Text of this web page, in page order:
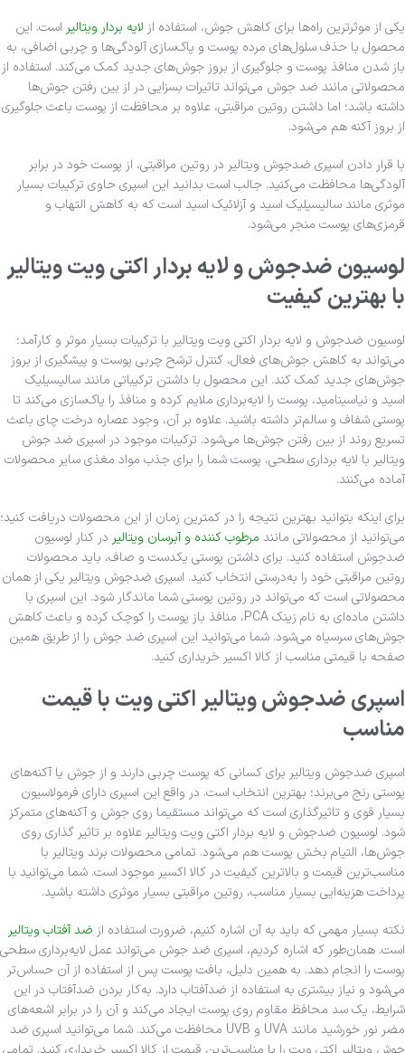
یکی از موثرترین راه‌ها برای کاهش جوش، استفاده از لایه بردار ویتالیر است. این
محصول با حذف سلول‌های مرده پوست و پاک‌سازی آلودگی‌ها و چربی اضافی، به
باز شدن منافذ پوست و جلوگیری از بروز جوش‌های جدید کمک می‌کند. استفاده از
محصولاتی مانند ضد جوش می‌تواند تاثیرات بسزایی در از بین رفتن جوش‌ها
داشته باشد؛ اما داشتن روتین مراقبتی، علاوه بر محافظت از پوست باعث جلوگیری
از بروز آکنه هم می‌شود.
با قرار دادن اسپری ضدجوش ویتالیر در روتین مراقبتی، از پوست خود در برابر
آلودگی‌ها محافظت می‌کنید. جالب است بدانید این اسپری حاوی ترکیبات بسیار
موثری مانند سالیسیلیک اسید و آزلائیک اسید است که به کاهش التهاب و
قرمزی‌های پوست منجر می‌شود.
لوسیون ضدجوش و لایه بردار اکتی ویت ویتالیر
با بهترین کیفیت
لوسیون ضدجوش و لایه بردار اکتی ویت ویتالیر با ترکیبات بسیار موثر و کارآمد؛
می‌تواند به کاهش جوش‌های فعال، کنترل ترشح چربی پوست و پیشگیری از بروز
جوش‌های جدید کمک کند. این محصول با داشتن ترکیباتی مانند سالیسیلیک
اسید و نیاسینامید، پوست را لایه‌برداری ملایم کرده و منافذ را پاک‌سازی می‌کند تا
پوستی شفاف و سالم‌تر داشته باشید. علاوه بر آن، وجود عصاره درخت چای باعث
تسریع روند از بین رفتن جوش‌ها می‌شود. ترکیبات موجود در اسپری ضد جوش
ویتالیر با لایه برداری سطحی، پوست شما را برای جذب مواد مغذی سایر محصولات
آماده می‌کنند.
برای اینکه بتوانید بهترین نتیجه را در کمترین زمان از این محصولات دریافت کنید؛
می‌توانید از محصولاتی مانند مرطوب کننده و آبرسان ویتالیر در کنار لوسیون
ضدجوش استفاده کنید. برای داشتن پوستی یکدست و صاف، باید محصولات
روتین مراقبتی خود را به‌درستی انتخاب کنید. اسپری ضدجوش ویتالیر یکی از همان
محصولاتی است که می‌تواند در روتین پوستی شما ماندگار شود. این اسپری با
داشتن ماده‌ای به نام زینک PCA، منافذ باز پوست را کوچک کرده و باعث کاهش
جوش‌های سرسیاه می‌شود. شما می‌توانید این اسپری ضد جوش را از طریق همین
صفحه با قیمتی مناسب از کالا اکسیر خریداری کنید.
اسپری ضدجوش ویتالیر اکتی ویت با قیمت
مناسب
اسپری ضدجوش ویتالیر برای کسانی که پوست چربی دارند و از جوش یا آکنه‌های
پوستی رنج می‌برند؛ بهترین انتخاب است. در واقع این اسپری دارای فرمولاسیون
بسیار قوی و تاثیرگذاری است که می‌تواند مستقیما روی جوش و آکنه‌های متمرکز
شود. لوسیون ضدجوش و لایه بردار اکتی ویت ویتالیر علاوه بر تاثیر گذاری روی
جوش‌‌ها، التیام بخش پوست هم می‌شود. تمامی محصولات برند ویتالیر با
مناسب‌ترین قیمت و بالاترین کیفیت در کالا اکسیر موجود است. شما می‌توانید با
پرداخت هزینه‌ایی بسیار مناسب، روتین مراقبتی بسیار موثری داشته باشید.
نکته بسیار مهمی که باید به آن اشاره کنیم، ضرورت استفاده از ضد آفتاب ویتالیر
است. همان‌طور که اشاره کردیم، اسپری ضد جوش می‌تواند عمل لایه‌برداری سطحی
پوست را انجام دهد. به همین دلیل، بافت پوست پس از استفاده از آن حساس‌تر
می‌شود و نیاز بیشتری به استفاده از ضدآفتاب دارد. به‌کار بردن ضدآفتاب در این
شرایط، یک سد محافظ مقاوم روی پوست ایجاد می‌کند و آن را در برابر اشعه‌های
مضر نور خورشید مانند UVA و UVB محافظت می‌کند. شما می‌توانید اسپری ضد